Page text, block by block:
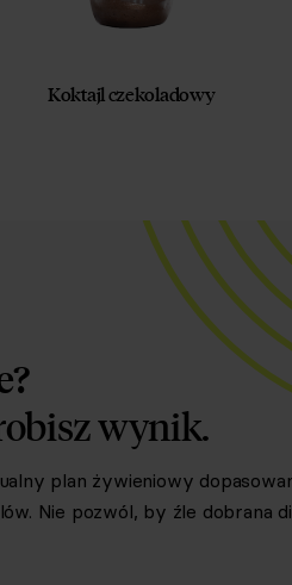
Koktajl czekoladowy
wynik.
plan żywieniowy
Nie pozwól, by źle dobrana